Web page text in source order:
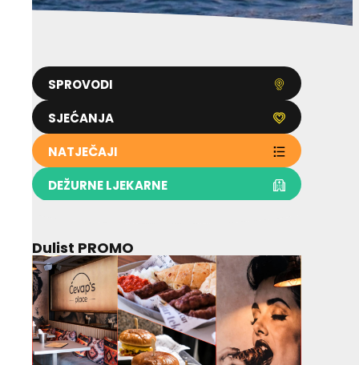
SPROVODI
SJEĆANJA
NATJEČAJI
DEŽURNE LJEKARNE
Dulist PROMO